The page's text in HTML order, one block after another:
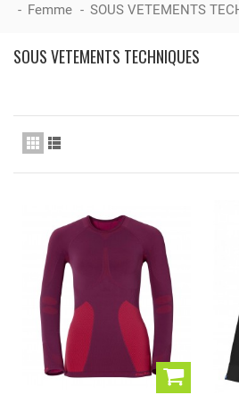
- Femme - SOUS VETEMENTS
SOUS VETEMENTS TECHNIQUES